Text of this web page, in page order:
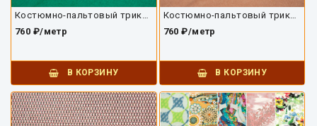
760 ₽/метр
В КОРЗИНУ
760 ₽/метр
В КОРЗИНУ